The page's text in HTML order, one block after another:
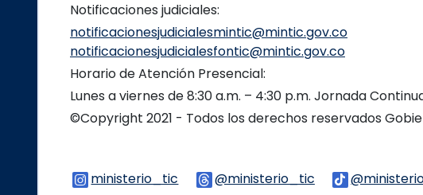
Notificaciones judiciales:
notificacionesjudicialesmintic@mintic.gov.co
notificacionesjudicialesfontic@mintic.gov.co
Horario de Atención Presencial:
Lunes a viernes de 8:30 a.m. – 4:30 p.m. Jornada
©Copyright 2021 - Todos los derechos reservados
ministerio_tic Logo Instagram
@ministerio_tic Logo Threads